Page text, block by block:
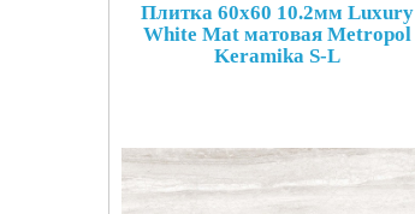
Плитка 60x60 10.2мм Luxury
White Mat матовая Metropol
Keramika S-L